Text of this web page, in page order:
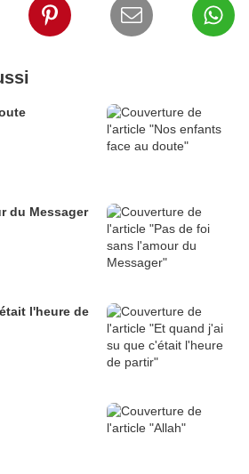
du Messager
l'heure de